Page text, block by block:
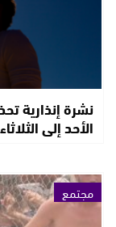
الأحد إلى
مجتمع